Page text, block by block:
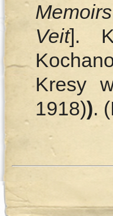
Veit].
Kresy
1918)).